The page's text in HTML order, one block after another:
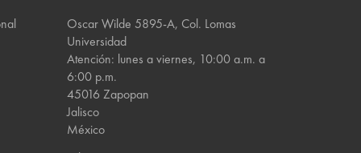
Oscar Wilde 5895-A, Col. Lomas
Universidad
Atención: lunes a viernes, 10:00 a.m. a
6:00 p.m.
45016 Zapopan
Jalisco
México